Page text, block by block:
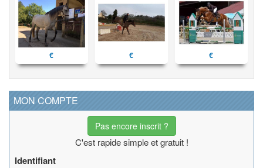
€ € €
MON COMPTE
Pas encore inscrit ?
C'est rapide simple et gratuit !
Identifiant